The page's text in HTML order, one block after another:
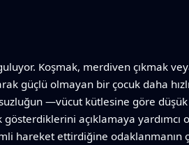
Koşmak, merdiven çıkmak
güçlü olmayan bir çocuk daha
—vücut kütlesine göre
açıklamaya yardımcı
hareket ettirdiğine odaklanmanın